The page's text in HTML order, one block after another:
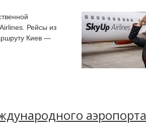
Рейсы из
Киев —
аэропорта